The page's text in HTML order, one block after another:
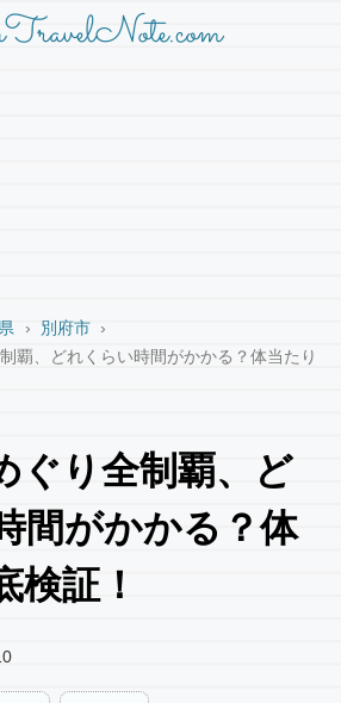
別府市
覇、どれくらい時間がかかる？体当たり
ぐり全制覇、ど
間がかかる？体
検証！